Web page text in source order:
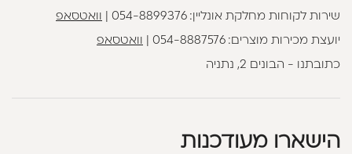
שירות לקוחות מחלקת אונליין:054-8899376 וואטסאפ
יועצת מכירות מוצרים:054-8887576 וואטסאפ
כתובתנו - הבונים 2, נתניה
הישארו מעודכנות